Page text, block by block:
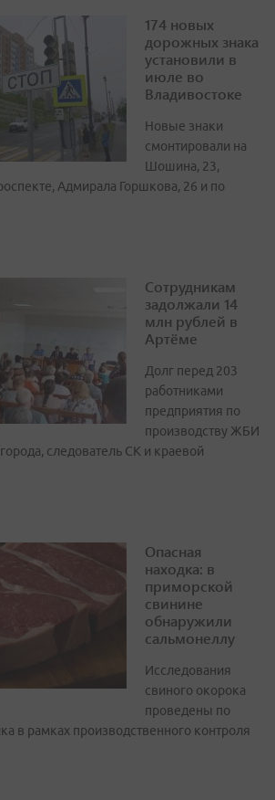
174 новых
дорожных знака
установили в
июле во
Владивостоке
Новые знаки
смонтировали на
Шошина, 23,
Адмирала Горшкова, 26 и по
Сотрудникам
задолжали 14
млн рублей в
Артёме
Долг перед 203
работниками
предприятия по
производству ЖБИ
следователь СК и краевой
Опасная
находка: в
приморской
свинине
обнаружили
сальмонеллу
Исследования
свиного окорока
проведены по
в рамках производственного контроля